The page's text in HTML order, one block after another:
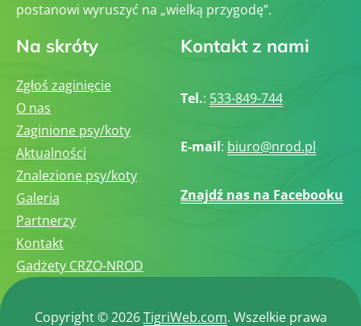
postanowi wyruszyć na „wielką przygodę”.
Na skróty
Zgłoś zaginięcie
O nas
Zaginione psy/koty
Aktualności
Znalezione psy/koty
Galeria
Partnerzy
Kontakt
Gadżety CRZO-NROD
Kontakt z nami
Tel.: 533-849-744
E-mail: biuro@nrod.pl
Znajdź nas na Facebooku
Copyright © 2026TigriWeb.com. Wszelkie prawa